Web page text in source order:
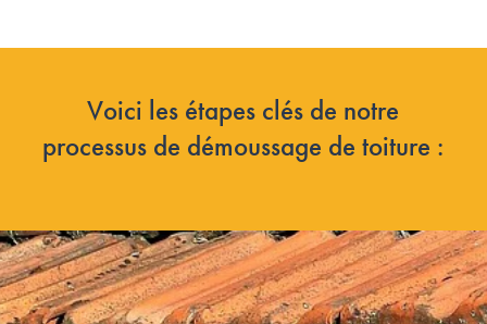
Voici les étapes clés de notre
processus de démoussage de toiture :